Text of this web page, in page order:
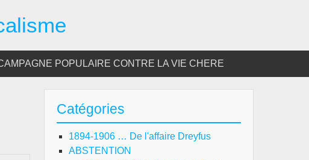
POPULAIRE CONTRE LA VIE CHERE
Catégories
1894-1906 … De l'affaire Dreyfus
ABSTENTION